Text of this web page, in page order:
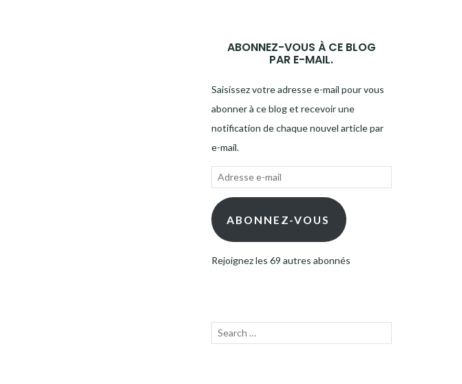
ABONNEZ-VOUS À CE BLOG
PAR E-MAIL.
Saisissez votre adresse e-mail pour vous
abonner à ce blog et recevoir une
notification de chaque nouvel article par
e-mail.
Adresse
mail ABONNEZ-VOUS
Rejoignez les 69 autres abonnés
Recherche